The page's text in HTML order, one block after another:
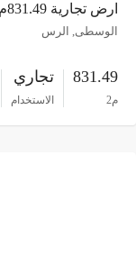
ارض تجارية 831.49م الرس
الوسطى, الرس
831.49 تجاري
الاستخدام